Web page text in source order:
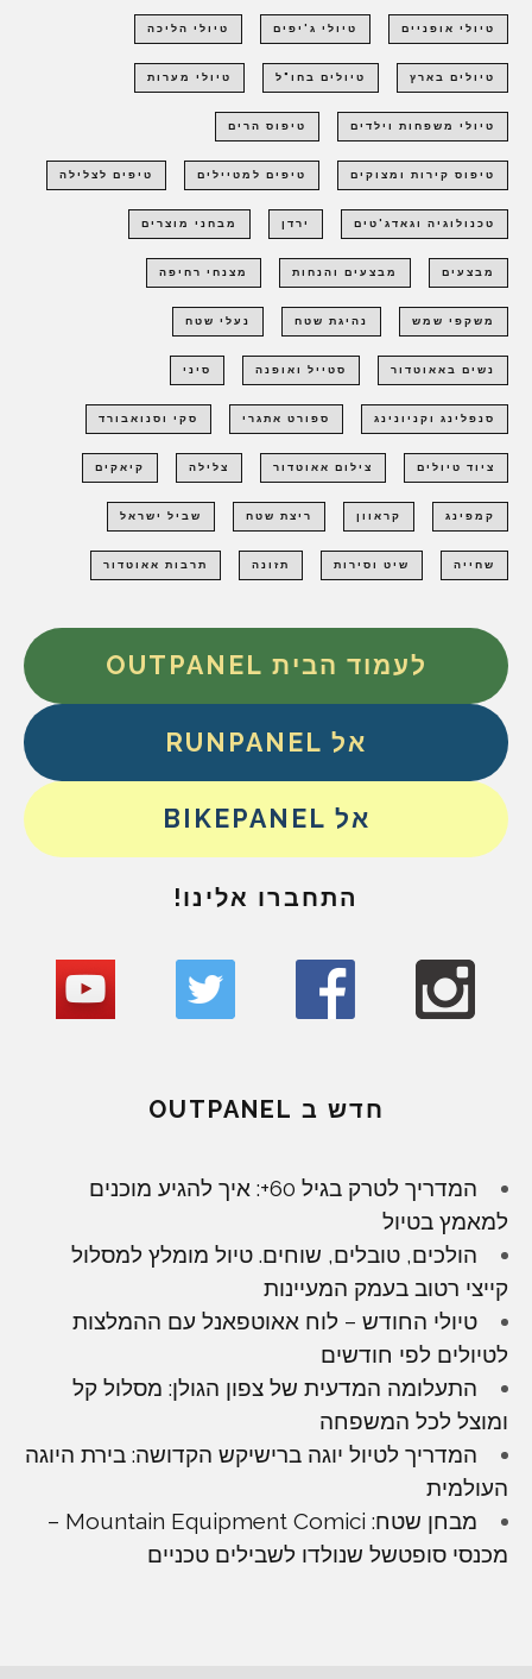
טיולי אופניים טיולי ג'יפים טיולי הליכה
טיולים בארץ טיולים בחו"ל טיולי מערות
טיולי משפחות וילדים טיפוס הרים
טיפוס קירות ומצוקים טיפים למטיילים טיפים לצלילה
טכנולוגיה וגאדג'טים ירדן מבחני מוצרים
מבצעים מבצעים והנחות מצנחי רחיפה
משקפי שמש נהיגת שטח נעלי שטח
נשים באאוטדור סטייל ואופנה סיני
סנפלינג וקניונינג ספורט אתגרי סקי וסנואבורד
ציוד טיולים צילום אאוטדור צלילה קיאקים
קמפינג קראוון ריצת שטח שביל ישראל
שחייה שיט וסירות תזונה תרבות אאוטדור
לעמוד הבית OUTPANEL
אל RUNPANEL
אל BIKEPANEL
התחברו אלינו!
חדש ב OUTPANEL
המדריך לטרק בגיל 60+: איך להגיע מוכנים
למאמץ בטיול
הולכים, טובלים, שוחים. טיול מומלץ למסלול
קייצי רטוב בעמק המעיינות
טיולי החודש – לוח אאוטפאנל עם ההמלצות
לטיולים לפי חודשים
התעלומה המדעית של צפון הגולן: מסלול קל
ומוצל לכל המשפחה
המדריך לטיול יוגה ברישיקש הקדושה: בירת היוגה
העולמית
מבחן שטח: Mountain Equipment Comici –
מכנסי סופטשל שנולדו לשבילים טכניים